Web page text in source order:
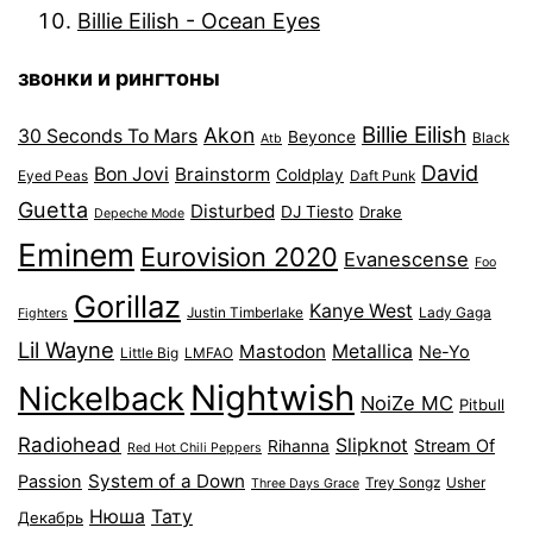
Billie Eilish - Ocean Eyes
звонки и рингтоны
30 Seconds To Mars Akon Atb Beyonce Billie Eilish Black
Eyed Peas Bon Jovi Brainstorm Coldplay Daft Punk David
Guetta Depeche Mode Disturbed DJ Tiesto Drake
Eminem Eurovision 2020 Evanescense Foo
Fighters Gorillaz Justin Timberlake Kanye West Lady Gaga
Lil Wayne Little Big LMFAO Mastodon Metallica Ne-Yo
Nickelback Nightwish NoiZe MC Pitbull
Radiohead Red Hot Chili Peppers Rihanna Slipknot Stream Of
Passion System of a Down Three Days Grace Trey Songz Usher
Декабрь Нюша Тату